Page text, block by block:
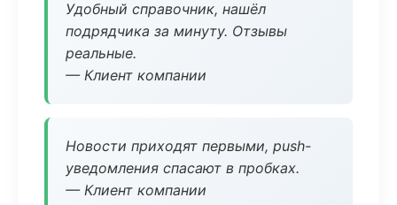
Удобный справочник, нашёл
подрядчика за минуту. Отзывы
реальные.
— Клиент компании
Новости приходят первыми, push-
уведомления спасают в пробках.
— Клиент компании